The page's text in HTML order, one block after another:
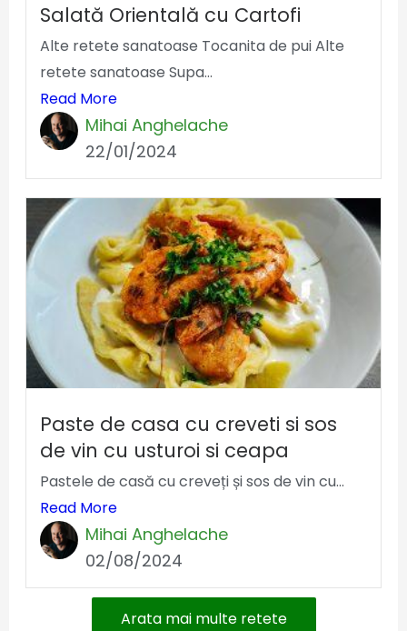
Salată Orientală cu Cartofi
Alte retete sanatoase Tocanita de pui Alte
retete sanatoase Supa...
Read More
Mihai Anghelache
22/01/2024
Paste de casa cu creveti si sos
de vin cu usturoi si ceapa
Pastele de casă cu creveți și sos de vin cu...
Read More
Mihai Anghelache
02/08/2024
Arata mai multe retete